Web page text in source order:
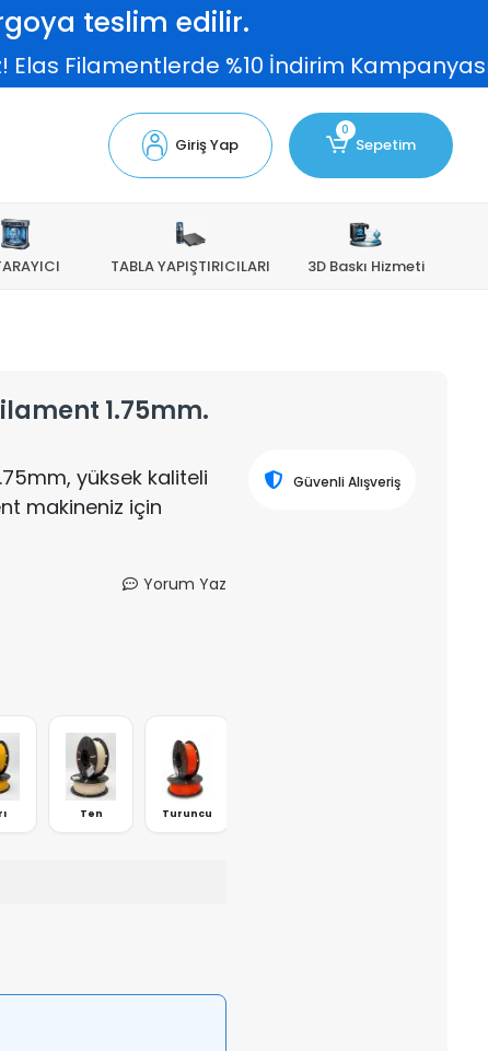
teslim edilir.
%10 İndirim Kampanyası
Giriş Yap
0
Sepetim
TABLA YAPIŞTIRICILARI 3D Baskı Hizmeti
1.75mm.
yüksek kaliteli
makineniz için
Yorum Yaz
Ten Turuncu
Güvenli Alışveriş